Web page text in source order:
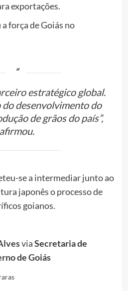
exportações.
força de Goiás no
estratégico global.
do desenvolvimento do
de grãos do país”,
afirmou.
se a intermediar junto ao
japonês o processo de
goianos.
viaSecretaria de
de Goiás